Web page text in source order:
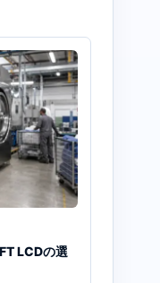
LCDの選